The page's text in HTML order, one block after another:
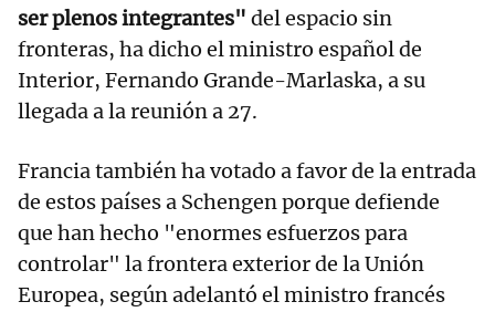
ser plenos integrantes" del espacio sin
fronteras, ha dicho el ministro español de
Interior, Fernando Grande-Marlaska, a su
llegada a la reunión a 27.
Francia también ha votado a favor de la entrada
de estos países a Schengen porque defiende
que han hecho "enormes esfuerzos para
controlar" la frontera exterior de la Unión
Europea, según adelantó el ministro francés